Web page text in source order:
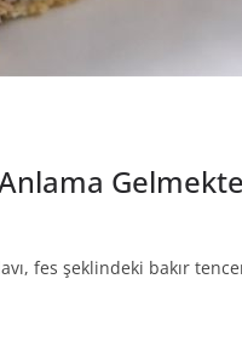
fes şeklindeki bakır